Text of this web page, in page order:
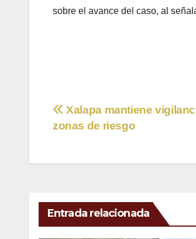
sobre el avance del caso, al
Navegación
entradas
Xalapa mantiene
zonas de riesgo
Entrada relacionada